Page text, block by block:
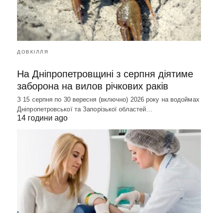
ДОВКІЛЛЯ
На Дніпропетровщині з серпня діятиме
заборона на вилов річкових раків
З 15 серпня по 30 вересня (включно) 2026 року на водоймах
Дніпропетровської та Запорізької областей…
14 години ago